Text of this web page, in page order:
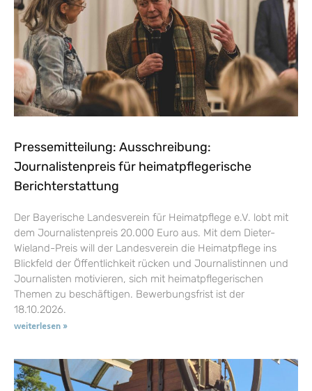
Pressemitteilung: Ausschreibung:
Journalistenpreis für heimatpflegerische
Berichterstattung
Der Bayerische Landesverein für Heimatpflege e.V. lobt mit
dem Journalistenpreis 20.000 Euro aus. Mit dem Dieter-
Wieland-Preis will der Landesverein die Heimatpflege ins
Blickfeld der Öffentlichkeit rücken und Journalistinnen und
Journalisten motivieren, sich mit heimatpflegerischen
Themen zu beschäftigen. Bewerbungsfrist ist der
18.10.2026.
weiterlesen »